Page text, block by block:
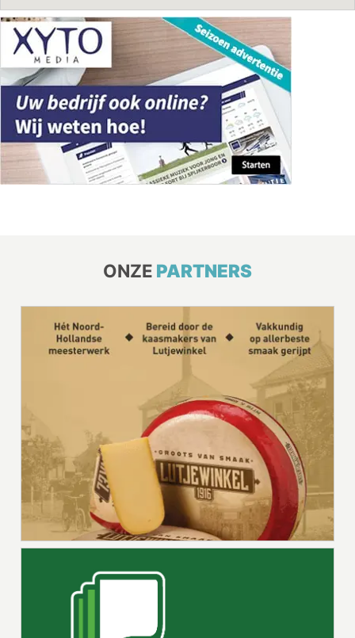
ONZE PARTNERS